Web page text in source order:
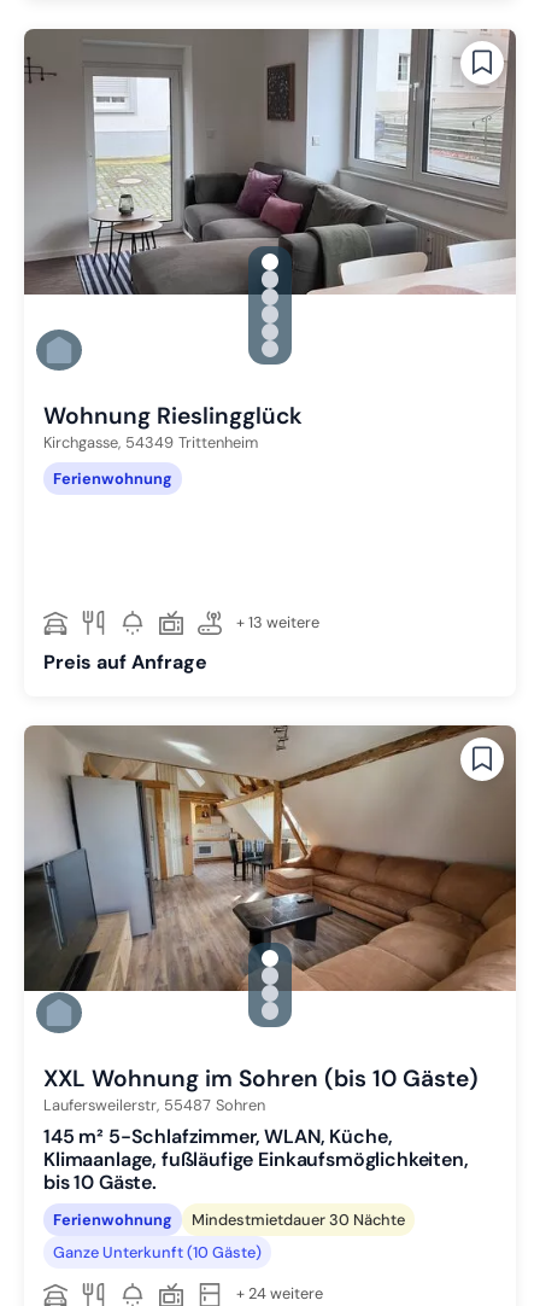
gallery.slide_selector
Zu Slide 1 wechseln
Zu Slide 2 wechseln
Zu Slide 3 wechseln
Zu Slide 4 wechseln
Zu Slide 5 wechseln
Zu Slide 6 wechseln
Wohnung Rieslingglück
Kirchgasse, 54349 Trittenheim
Ferienwohnung
+ 13 weitere
Preis auf Anfrage
gallery.slide_selector
Zu Slide 1 wechseln
Zu Slide 2 wechseln
Zu Slide 3 wechseln
Zu Slide 4 wechseln
XXL Wohnung im Sohren (bis 10 Gäste)
Laufersweilerstr, 55487 Sohren
145 m² 5-Schlafzimmer, WLAN, Küche,
Klimaanlage, fußläufige Einkaufsmöglichkeiten,
bis 10 Gäste.
Ferienwohnung
Mindestmietdauer 30 Nächte
Ganze Unterkunft (10 Gäste)
+ 24 weitere